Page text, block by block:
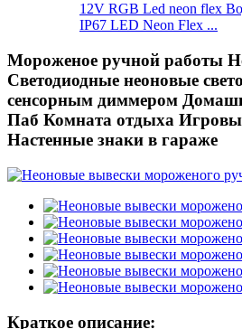
12V RGB Led neon flex
IP67 LED Neon Flex ...
Мороженое ручной работы
Светодиодные неоновые
сенсорным диммером
Паб Комната отдыха
Настенные знаки в гараже
Краткое описание: